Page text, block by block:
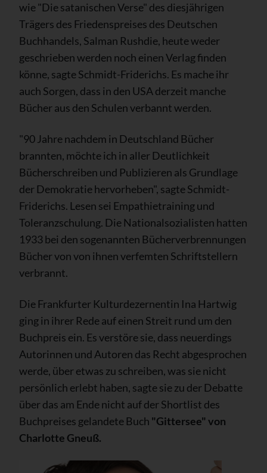
wie "Die satanischen Verse" des diesjährigen
Trägers des Friedenspreises des Deutschen
Buchhandels, Salman Rushdie, heute weder
geschrieben werden noch einen Verlag finden
könne, sagte Schmidt-Friderichs. Es mache ihr
auch Sorgen, dass in den USA derzeit manche
Bücher aus den Schulen verbannt werden.
"90 Jahre nachdem in Deutschland Bücher
brannten, möchte ich in aller Deutlichkeit
Bücherschreiben und Publizieren als Grundlage
der Demokratie hervorheben", sagte Schmidt-
Friderichs. Lesen sei Empathietraining und
Toleranzschulung. Die Nationalsozialisten hatten
1933 bei den sogenannten Bücherverbrennungen
Bücher von von ihnen verfemten Schriftstellern
verbrannt.
Die Frankfurter Kulturdezernentin Ina Hartwig
ging in ihrer Rede auf einen Streit rund um den
Buchpreis ein. Es verstöre sie, dass neuerdings
Autorinnen und Autoren das Recht abgesprochen
werde, über etwas zu schreiben, was sie nicht
persönlich erlebt haben, sagte sie zu der Debatte
über das am Ende nicht auf der Shortlist des
Buchpreises gelandete Buch "Gittersee" von
Charlotte Gneuß.